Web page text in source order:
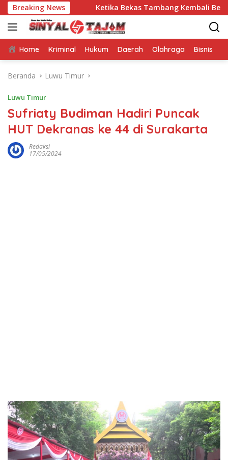
Langsung
ke
konten
Breaking News
81 Ketika Bekas Tambang Kembali Bernapas di
Home Kriminal Hukum Daerah Olahraga Bisnis
Beranda Luwu Timur
Luwu Timur
Sufriaty Budiman Hadiri Puncak
HUT Dekranas ke 44 di Surakarta
Redaksi
17/05/2024